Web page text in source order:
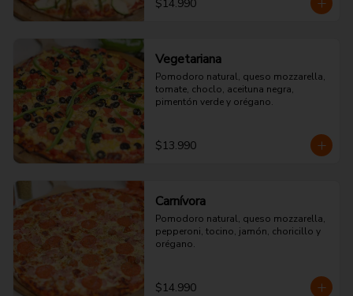
$14.990
Vegetariana
Pomodoro natural, queso mozzarella,
tomate, choclo, aceituna negra,
pimentón verde y orégano.
$13.990
Carnívora
Pomodoro natural, queso mozzarella,
pepperoni, tocino, jamón, choricillo y
orégano.
$14.990